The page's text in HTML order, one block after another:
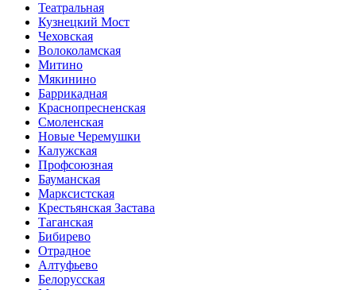
Театральная
Кузнецкий Мост
Чеховская
Волоколамская
Митино
Мякинино
Баррикадная
Краснопресненская
Смоленская
Новые Черемушки
Калужская
Профсоюзная
Бауманская
Марксистская
Крестьянская Застава
Таганская
Бибирево
Отрадное
Алтуфьево
Белорусская